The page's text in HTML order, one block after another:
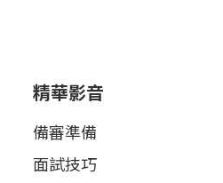
精華影音
備審準備
面試技巧